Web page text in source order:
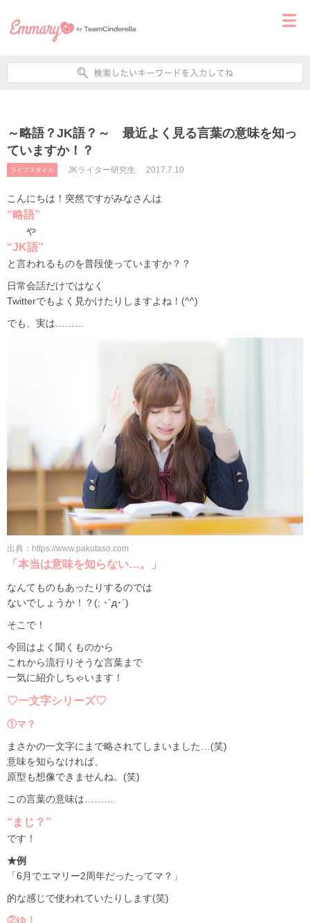
～略語？JK語？～ 最近よく見る言葉の意味を知っ
ていますか！？
ライフスタイル JKライター研究生 2017.7.10
こんにちは！突然ですがみなさんは
“略語”
や
“JK語”
と言われるものを普段使っていますか？？
日常会話だけではなく
Twitterでもよく見かけたりしますよね！(^^)
でも、実は………
出典：https://www.pakutaso.com
「本当は意味を知らない…。」
なんてものもあったりするのでは
ないでしょうか！？(; ･`д･´)
そこで！
今回はよく聞くものから
これから流行りそうな言葉まで
一気に紹介しちゃいます！
♡一文字シリーズ♡
①マ？
まさかの一文字にまで略されてしまいました…(笑)
意味を知らなければ、
原型も想像できませんね。(笑)
この言葉の意味は………
“まじ？”
です！
★例
「6月でエマリー2周年だったってマ？」
的な感じで使われていたりします(笑)
②ゆ！